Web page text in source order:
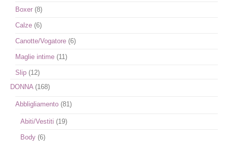
desideri
Boxer (8)
Calze (6)
Canotte/Vogatore (6)
Maglie intime (11)
Slip (12)
DONNA (168)
Abbligliamento (81)
Abiti/Vestiti (19)
Body (6)